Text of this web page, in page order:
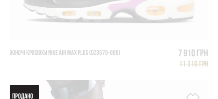
ЖІНОЧІ КРОСІВКИ NIKE AIR MAX PLUS (DZ3670-005) 7 910 грн
11 310 грн
ПРОДАНО